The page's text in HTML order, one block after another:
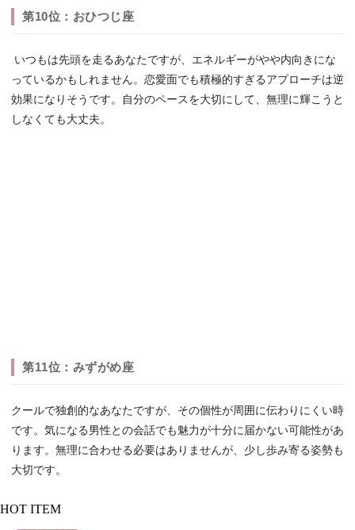
第10位：おひつじ座
いつもは先頭を走るあなたですが、エネルギーがやや内向きにな
っているかもしれません。恋愛面でも積極的すぎるアプローチは逆
効果になりそうです。自分のペースを大切にして、無理に輝こうと
しなくても大丈夫。
第11位：みずがめ座
クールで独創的なあなたですが、その個性が周囲に伝わりにくい時
です。気になる男性との会話でも魅力が十分に届かない可能性があ
ります。無理に合わせる必要はありませんが、少し歩み寄る姿勢も
大切です。
HOT ITEM